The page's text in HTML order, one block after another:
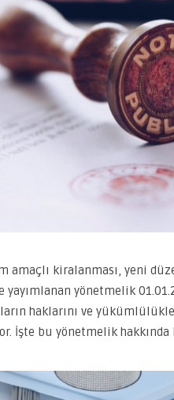
amaçlı kiralanması, yeni
yayımlanan yönetmelik
haklarını ve
İşte bu yönetmelik